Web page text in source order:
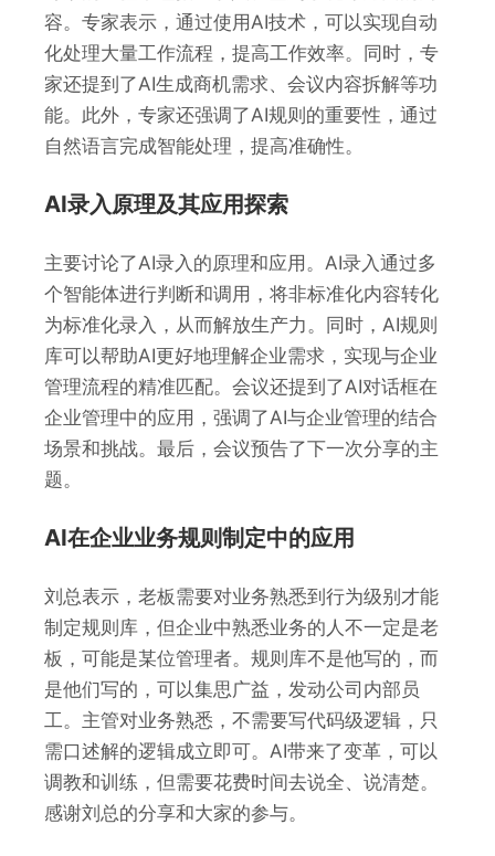
容。专家表示，通过使用AI技术，可以实现自动
化处理大量工作流程，提高工作效率。同时，专
家还提到了AI生成商机需求、会议内容拆解等功
能。此外，专家还强调了AI规则的重要性，通过
自然语言完成智能处理，提高准确性。
AI录入原理及其应用探索
主要讨论了AI录入的原理和应用。AI录入通过多
个智能体进行判断和调用，将非标准化内容转化
为标准化录入，从而解放生产力。同时，AI规则
库可以帮助AI更好地理解企业需求，实现与企业
管理流程的精准匹配。会议还提到了AI对话框在
企业管理中的应用，强调了AI与企业管理的结合
场景和挑战。最后，会议预告了下一次分享的主
题。
AI在企业业务规则制定中的应用
刘总表示，老板需要对业务熟悉到行为级别才能
制定规则库，但企业中熟悉业务的人不一定是老
板，可能是某位管理者。规则库不是他写的，而
是他们写的，可以集思广益，发动公司内部员
工。主管对业务熟悉，不需要写代码级逻辑，只
需口述解的逻辑成立即可。AI带来了变革，可以
调教和训练，但需要花费时间去说全、说清楚。
感谢刘总的分享和大家的参与。